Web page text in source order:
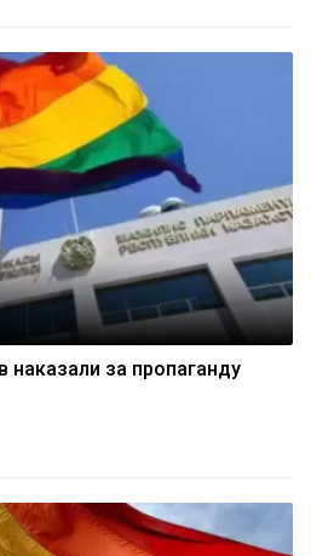
наказали за пропаганду